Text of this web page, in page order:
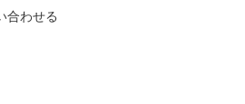
合わせる